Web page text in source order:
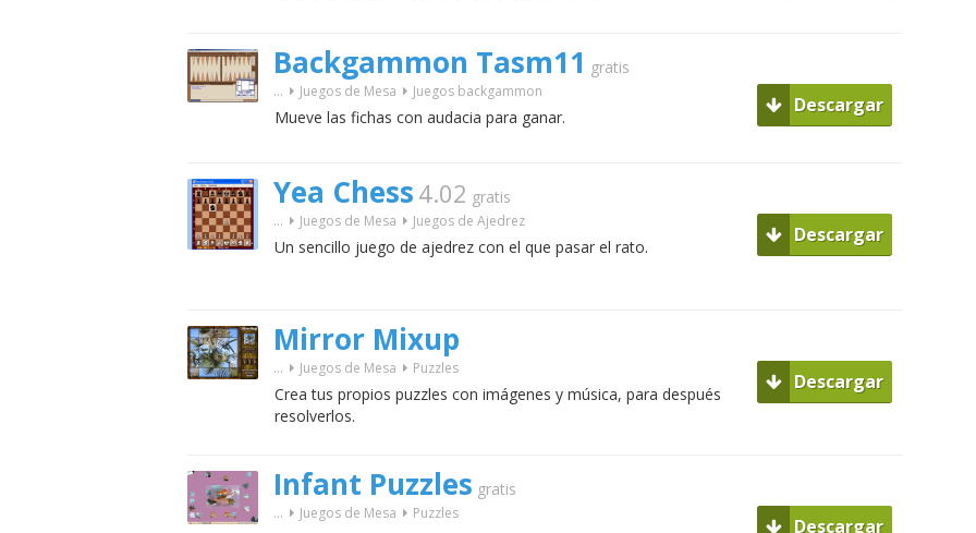
Backgammon Tasm11 gratis
... Juegos de Mesa Juegos backgammon
Mueve las fichas con audacia para ganar.
Descargar
Yea Chess 4.02 gratis
... Juegos de Mesa Juegos de Ajedrez
Un sencillo juego de ajedrez con el que pasar el rato.
Descargar
Mirror Mixup
... Juegos de Mesa Puzzles
Crea tus propios puzzles con imágenes y música, para después
resolverlos.
Descargar
Infant Puzzles gratis
... Juegos de Mesa Puzzles
Descargar